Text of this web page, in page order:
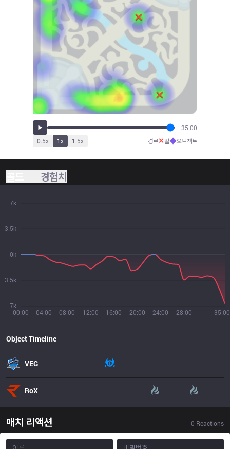
35:00
0.5x 1x 1.5x 경로✕킬◆오브젝트
경험치
00:00 04:00 08:00 12:00 16:00 20:00 24:00 28:00 35:00
7k
3.5k
0k
3.5k
7k
Object Timeline
VEG
RoX
매치 리액션 0 Reactions